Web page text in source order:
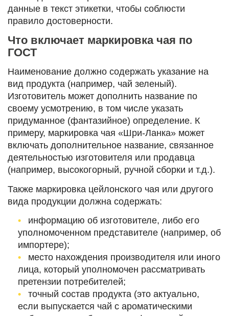
данные в текст этикетки, чтобы соблюсти
правило достоверности.
Что включает маркировка чая по
ГОСТ
Наименование должно содержать указание на
вид продукта (например, чай зеленый).
Изготовитель может дополнить название по
своему усмотрению, в том числе указать
придуманное (фантазийное) определение. К
примеру, маркировка чая «Шри-Ланка» может
включать дополнительное название, связанное
деятельностью изготовителя или продавца
(например, высокогорный, ручной сборки и т.д.).
Также маркировка цейлонского чая или другого
вида продукции должна содержать:
информацию об изготовителе, либо его
уполномоченном представителе (например, об
импортере);
место нахождения производителя или иного
лица, который уполномочен рассматривать
претензии потребителей;
точный состав продукта (это актуально,
если выпускается чай с ароматическими